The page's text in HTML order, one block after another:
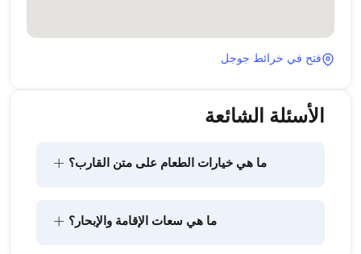
فتح في خرائط جوجل
الأسئلة الشائعة
ما هي خيارات الطعام على متن القارب؟ +
ما هي سعات الإقامة والإبحار؟ +